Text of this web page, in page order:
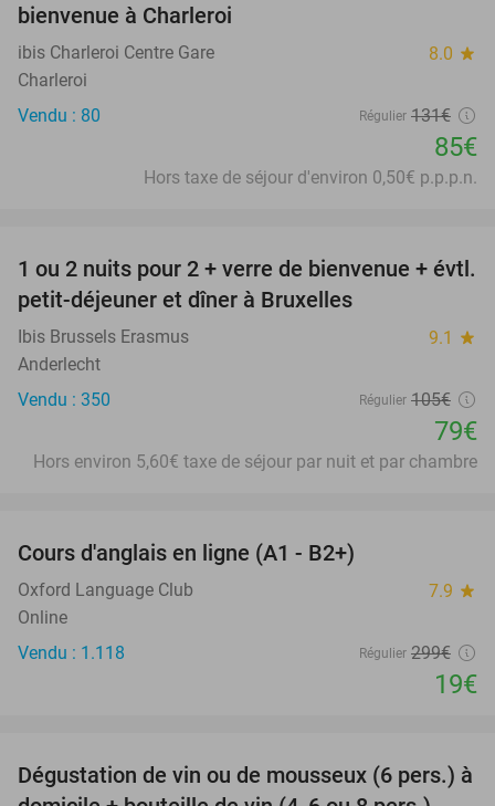
bienvenue à Charleroi
ibis Charleroi Centre Gare 8.0 star
Charleroi
Vendu : 80
Régulier 131€
85€
Hors taxe de séjour d'environ 0,50€ p.p.p.n.
25%
1 ou 2 nuits pour 2 + verre de bienvenue + évtl.
petit-déjeuner et dîner à Bruxelles
Ibis Brussels Erasmus 9.1 star
Anderlecht
Vendu : 350
Régulier 105€
79€
Hors environ 5,60€ taxe de séjour par nuit et par chambre
Cours d'anglais en ligne (A1 - B2+)
Oxford Language Club 7.9 star
Online
Vendu : 1.118
Régulier 299€
19€
91%
Dégustation de vin ou de mousseux (6 pers.) à